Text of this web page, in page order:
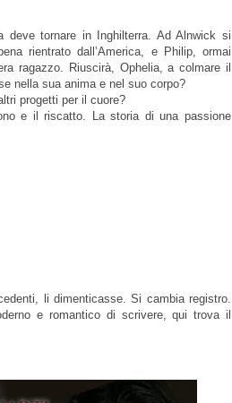
deve tornare in Inghilterra. Ad Alnwick si
rientrato dall’America, e Philip, ormai
ragazzo. Riuscirà, Ophelia, a colmare il
nella sua anima e nel suo corpo?
progetti per il cuore?
e il riscatto. La storia di una passione
li dimenticasse. Si cambia registro.
e romantico di scrivere, qui trova il